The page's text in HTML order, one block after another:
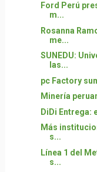
Ford Perú
m...
Rosanna
me...
SUNEDU:
las...
pc Factory
Minería
DiDi Entrega:
Más
s...
Línea 1 del
s...